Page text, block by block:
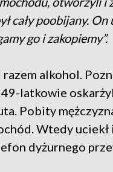
cały poobijany.
go i zakopiemy”.
alkohol.
49-latkowie
Pobity
Wtedy uciekł
dyżurnego